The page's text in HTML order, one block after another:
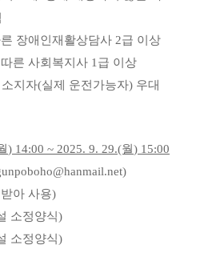
장애인재활상담사 2급 이상
른 사회복지사 1 급 이상
지자(실제 운전가능자) 우대
) 14:00 ~ 2025. 9. 29.(월) 15:00
아 사용)
소정양식)
소정양식)